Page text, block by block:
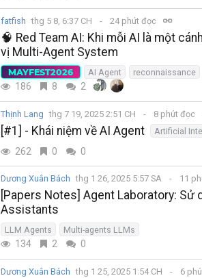
fatfish thg 5 8, 6:37 CH 24 phút đọc
🧠 Red Team AI: Khi mỗi AI là một
vị Multi-Agent System
MAYFEST2026 AI Agent reconnaissance
186 8 2
Thịnh Lang thg 7 19, 2025 2:51 CH 8 phút đọc
[#1] - Khái niệm về AI Agent Artificial
262 0 0
Dương Xuân Bách thg 1 26, 2025 5:57 SA 11
[Papers Notes] Agent Laboratory:
Assistants
LLM Agents Multi-agents LLMs
134 2 0
Dương Xuân Bách thg 1 25, 2025 1:54 CH 6